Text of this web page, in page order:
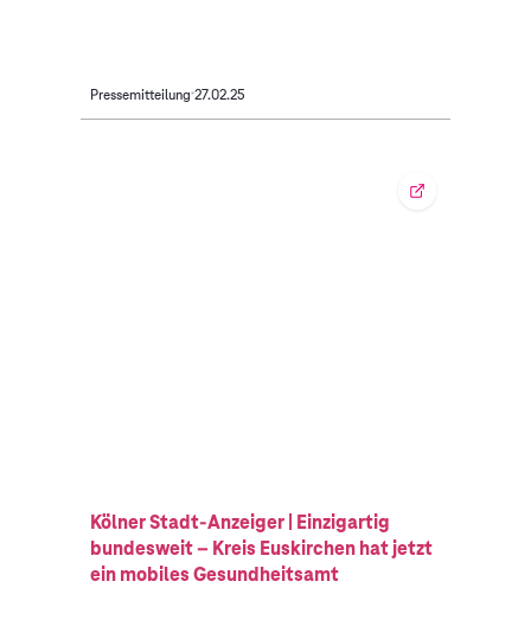
Pressemitteilung 27.02.25
Kölner Stadt-Anzeiger | Einzigartig
bundesweit – Kreis Euskirchen hat jetzt
ein mobiles Gesundheitsamt